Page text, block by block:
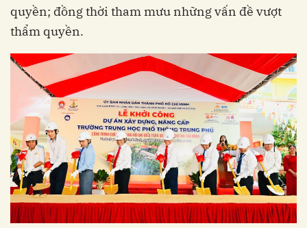
quyền; đồng thời tham mưu những vấn đề vượt
thẩm quyền.